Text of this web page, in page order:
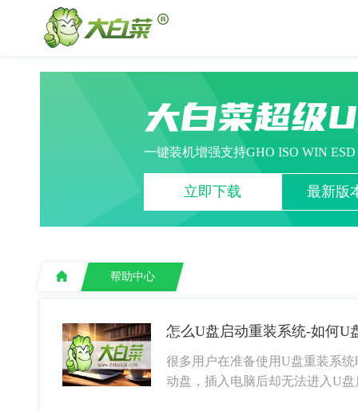
大白菜超级
一键装机增强支持GHO ISO WIN
立即下载 最新版
帮助中心
怎么U盘启动重装系统-如何U
很多用户在准备使用U盘重装系
动盘，插入电脑后却无法进入U